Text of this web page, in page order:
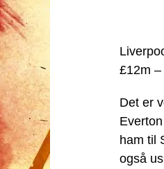
£12m
Det er
ham til
også